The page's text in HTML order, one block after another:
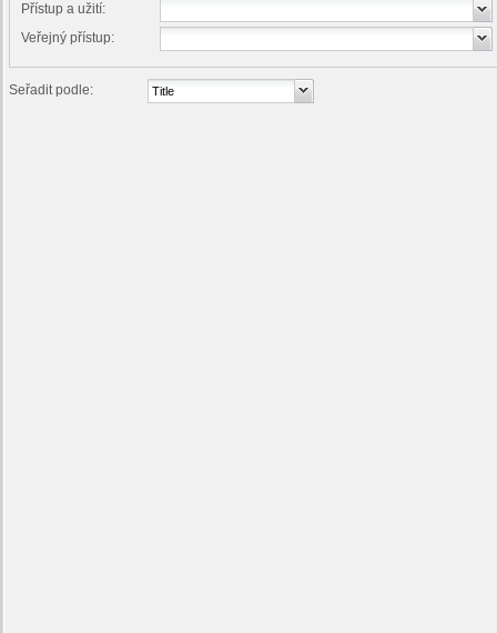
Přístup a užití:
Veřejný přístup:
Seřadit podle: